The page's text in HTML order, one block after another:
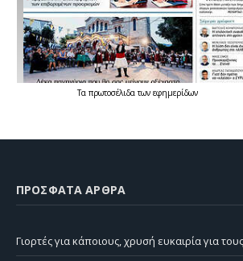
Τα πρωτοσέλιδατων εφημερίδων
ΠΡΌΣΦΑΤΑ ΆΡΘΡΑ
Γιορτές για κάποιους, χρυσή ευκαιρία για